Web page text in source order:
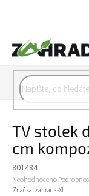
TV stolek
cm
801484
Průměrné hodnocení
Neohodnoceno
Značka: zahrada-XL